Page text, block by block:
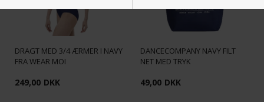
Nødvendige Markedsføring
DRAGT MED 3/4 ÆRMER I NAVY
FRA WEAR MOI
249,00 DKK
DANCECOMPANY NAVY FILT
NET MED TRYK
49,00 DKK